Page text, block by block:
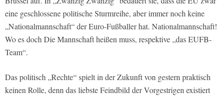
eine geschlossene politische Sturmreihe, aber immer noch keine
„Nationalmannschaft“ der Euro-Fußballer hat. Nationalmannschaft!
Wo es doch Die Mannschaft heißen muss, respektive „das EUFB-
Team“.
Das politisch „Rechte“ spielt in der Zukunft von gestern praktisch
keinen Rolle, denn das liebste Feindbild der Vorgestrigen existiert